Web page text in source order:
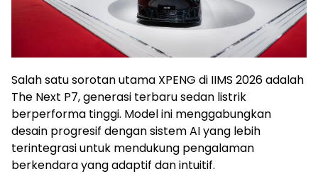
Salah satu sorotan utama XPENG di IIMS 2026 adalah
The Next P7, generasi terbaru sedan listrik
berperforma tinggi. Model ini menggabungkan
desain progresif dengan sistem AI yang lebih
terintegrasi untuk mendukung pengalaman
berkendara yang adaptif dan intuitif.